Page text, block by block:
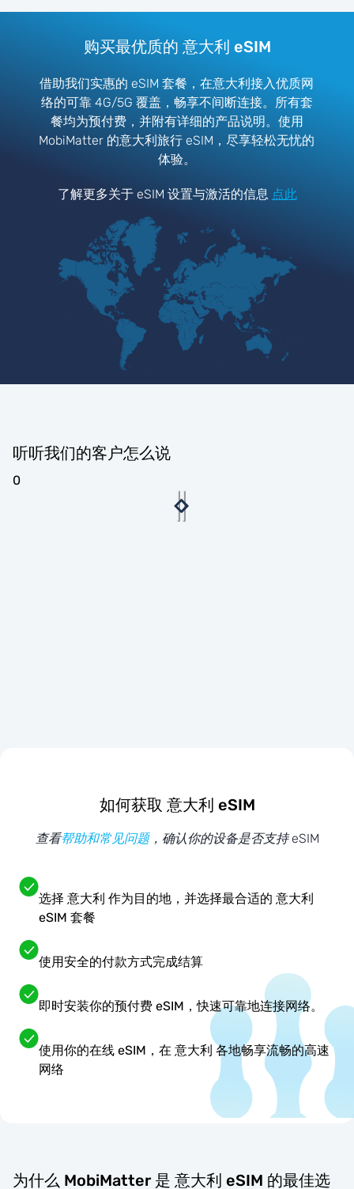
购买最优质的 意大利 eSIM
借助我们实惠的 eSIM 套餐，在意大利接入优质网
络的可靠 4G/5G 覆盖，畅享不间断连接。所有套
餐均为预付费，并附有详细的产品说明。使用
MobiMatter 的意大利旅行 eSIM，尽享轻松无忧的
体验。
了解更多关于 eSIM 设置与激活的信息 点此
听听我们的客户怎么说
0
如何获取 意大利 eSIM
查看帮助和常见问题，确认你的设备是否支持 eSIM
选择 意大利 作为目的地，并选择最合适的 意大利
eSIM 套餐
使用安全的付款方式完成结算
即时安装你的预付费 eSIM，快速可靠地连接网络。
使用你的在线 eSIM，在 意大利 各地畅享流畅的高速
网络
为什么 MobiMatter 是 意大利 eSIM 的最佳选